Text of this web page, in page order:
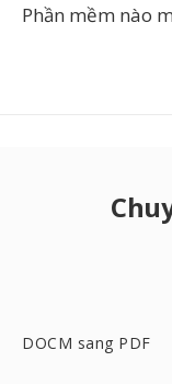
Phần mềm nào
DOCM sang PDF